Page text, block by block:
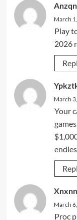
March
Play
2026
March
Your
games
March
Proc